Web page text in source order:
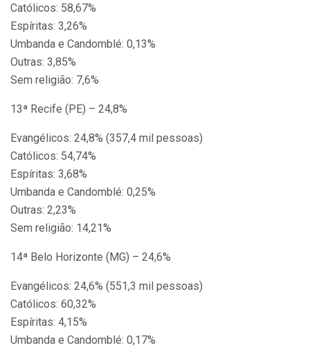
Católicos: 58,67%
Espíritas: 3,26%
Umbanda e Candomblé: 0,13%
Outras: 3,85%
Sem religião: 7,6%
13ª Recife (PE) – 24,8%
Evangélicos: 24,8% (357,4 mil pessoas)
Católicos: 54,74%
Espíritas: 3,68%
Umbanda e Candomblé: 0,25%
Outras: 2,23%
Sem religião: 14,21%
14ª Belo Horizonte (MG) – 24,6%
Evangélicos: 24,6% (551,3 mil pessoas)
Católicos: 60,32%
Espíritas: 4,15%
Umbanda e Candomblé: 0,17%